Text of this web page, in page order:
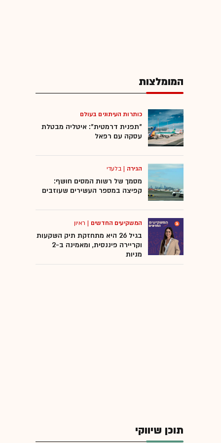
המומלצות
כותרות העיתונים בעולם
"תפנית דרמטית": איטליה מבטלת
עסקה עם רפאל
הגירה |בלעדי
מסמך של רשות המסים חושף:
קפיצה במספר העשירים שעוזבים
המשקיעים החדשים | ראיון
בגיל 26 היא מתחזקת תיק השקעות
וקריירה פיננסית, ומאמינה ב-2
מניות
תוכן שיווקי